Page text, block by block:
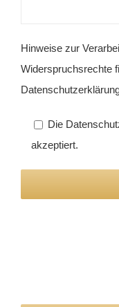
Hinweise zur
Widerspruchsrechte
Die
akzeptiert.